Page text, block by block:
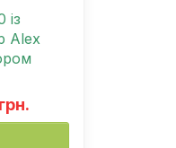
із
Alex